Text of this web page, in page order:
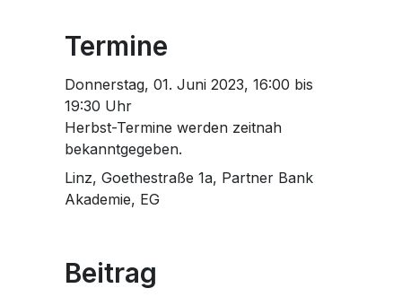
Termine
Donnerstag, 01. Juni 2023, 16:00 bis
19:30 Uhr
Herbst-Termine werden zeitnah
bekanntgegeben.
Linz, Goethestraße 1a, Partner Bank
Akademie, EG
Beitrag